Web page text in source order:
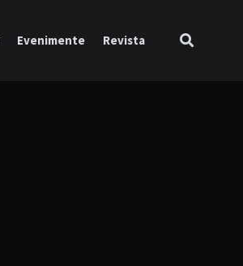
Evenimente Revista